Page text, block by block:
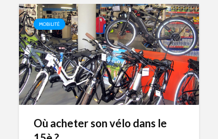
MOBILITÉ
Où acheter son vélo dans le